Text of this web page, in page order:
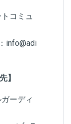
コミュ
info@adi
】
ーディ